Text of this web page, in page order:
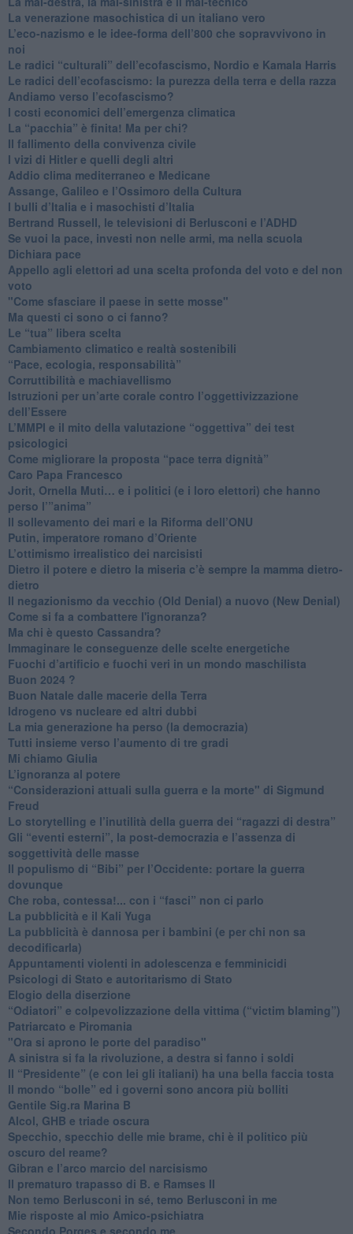
​La venerazione masochistica di un italiano vero
​L’eco-nazismo e le idee-forma dell’800 che sopravvivono in
noi
​Le radici “culturali” dell’ecofascismo, Nordio e Kamala Harris
Le radici dell’ecofascismo: la purezza della terra e della razza
Andiamo verso l’ecofascismo?
I costi economici dell’emergenza climatica
​La “pacchia” è finita! Ma per chi?
​Il fallimento della convivenza civile
​I vizi di Hitler e quelli degli altri
Addio clima mediterraneo e Medicane
​Assange, Galileo e l’Ossimoro della Cultura
​I bulli d’Italia e i masochisti d’Italia
​Bertrand Russell, le televisioni di Berlusconi e l’ADHD
​Se vuoi la pace, investi non nelle armi, ma nella scuola
​Dichiara pace
​Appello agli elettori ad una scelta profonda del voto e del non
voto
"Come sfasciare il paese in sette mosse"
​Ma questi ci sono o ci fanno?
​Le “tua” libera scelta
Cambiamento climatico e realtà sostenibili
“Pace, ecologia, responsabilità”
​Corruttibilità e machiavellismo
Istruzioni per un’arte corale contro l’oggettivizzazione
dell’Essere
​L’MMPI e il mito della valutazione “oggettiva” dei test
psicologici
Come migliorare la proposta “pace terra dignità”
Caro Papa Francesco
​Jorit, Ornella Muti… e i politici (e i loro elettori) che hanno
perso l’”anima”
​Il sollevamento dei mari e la Riforma dell’ONU
Putin, imperatore romano d’Oriente
​L’ottimismo irrealistico dei narcisisti
​Dietro il potere e dietro la miseria c’è sempre la mamma dietro-
dietro
Il negazionismo da vecchio (Old Denial) a nuovo (New Denial)
Come si fa a combattere l'ignoranza?
Ma chi è questo Cassandra?
Immaginare le conseguenze delle scelte energetiche
​Fuochi d’artificio e fuochi veri in un mondo maschilista
Buon 2024 ?
​Buon Natale dalle macerie della Terra
​Idrogeno vs nucleare ed altri dubbi
​La mia generazione ha perso (la democrazia)
​Tutti insieme verso l’aumento di tre gradi
Mi chiamo Giulia
L’ignoranza al potere
​“Considerazioni attuali sulla guerra e la morte" di Sigmund
Freud
​Lo storytelling e l’inutilità della guerra dei “ragazzi di destra”
​Gli “eventi esterni”, la post-democrazia e l’assenza di
soggettività delle masse
​Il populismo di “Bibi” per l’Occidente: portare la guerra
dovunque
​Che roba, contessa!... con i “fasci” non ci parlo
La pubblicità e il Kali Yuga
​La pubblicità è dannosa per i bambini (e per chi non sa
decodificarla)
​Appuntamenti violenti in adolescenza e femminicidi
​Psicologi di Stato e autoritarismo di Stato
Elogio della diserzione
“Odiatori” e colpevolizzazione della vittima (“victim blaming”)
​Patriarcato e Piromania
"Ora si aprono le porte del paradiso"
​A sinistra si fa la rivoluzione, a destra si fanno i soldi
​Il “Presidente” (e con lei gli italiani) ha una bella faccia tosta
​Il mondo “bolle” ed i governi sono ancora più bolliti
​Gentile Sig.ra Marina B
​Alcol, GHB e triade oscura
​Specchio, specchio delle mie brame, chi è il politico più
oscuro del reame?
​Gibran e l’arco marcio del narcisismo
​Il prematuro trapasso di B. e Ramses II
​Non temo Berlusconi in sé, temo Berlusconi in me
​Mie risposte al mio Amico-psichiatra
​Secondo Porges e secondo me